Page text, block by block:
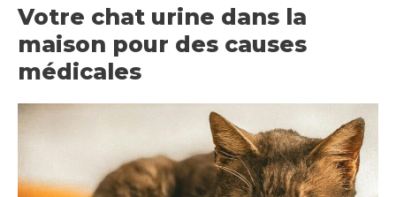
Votre chat urine dans la
maison pour des causes
médicales